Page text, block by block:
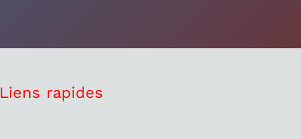
Liens rapides